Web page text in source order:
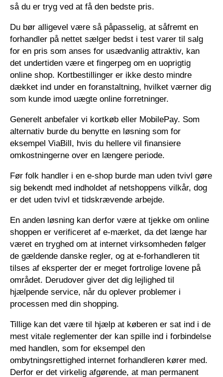
så du er tryg ved at få den bedste pris.
Du bør alligevel være så påpasselig, at såfremt en
forhandler på nettet sælger bedst i test varer til salg
for en pris som anses for usædvanlig attraktiv, kan
det undertiden være et fingerpeg om en uoprigtig
online shop. Kortbestillinger er ikke desto mindre
dækket ind under en foranstaltning, hvilket værner dig
som kunde imod uægte online forretninger.
Generelt anbefaler vi kortkøb eller MobilePay. Som
alternativ burde du benytte en løsning som for
eksempel ViaBill, hvis du hellere vil finansiere
omkostningerne over en længere periode.
Før folk handler i en e-shop burde man uden tvivl gøre
sig bekendt med indholdet af netshoppens vilkår, dog
er det uden tvivl et tidskrævende arbejde.
En anden løsning kan derfor være at tjekke om online
shoppen er verificeret af e-mærket, da det længe har
været en tryghed om at internet virksomheden følger
de gældende danske regler, og at e-forhandleren tit
tilses af eksperter der er meget fortrolige lovene på
området. Derudover giver det dig lejlighed til
hjælpende service, når du oplever problemer i
processen med din shopping.
Tillige kan det være til hjælp at køberen er sat ind i de
mest vitale reglementer der kan spille ind i forbindelse
med handlen, som for eksempel den
ombytningsrettighed internet forhandleren kører med.
Derfor er det virkelig afgørende, at man permanent